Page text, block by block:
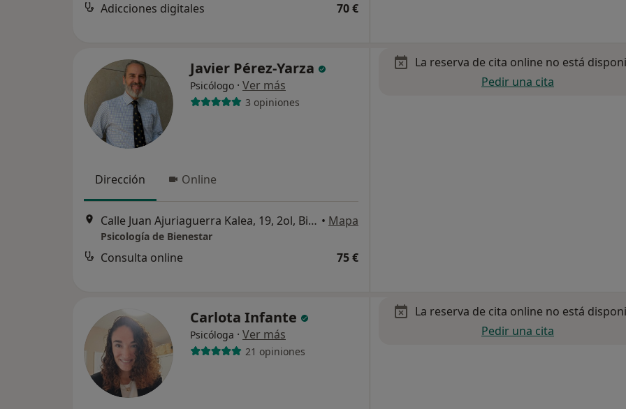
Adicciones digitales 70 €
Javier Pérez-Yarza
Psicólogo · Ver más
3 opiniones
Dirección Online
Calle Juan Ajuriaguerra Kalea, 19, 2ol, Bilbao • Mapa
Psicología de Bienestar
Consulta online 75 €
La reserva de cita online no está
Pedir una cita
Carlota Infante
Psicóloga · Ver más
21 opiniones
La reserva de cita online no está
Pedir una cita